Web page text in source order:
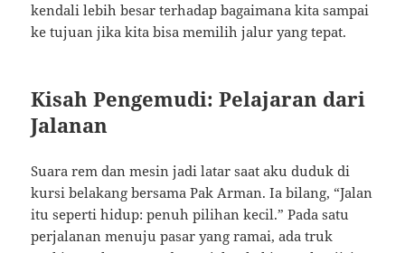
kendali lebih besar terhadap bagaimana kita sampai
ke tujuan jika kita bisa memilih jalur yang tepat.
Kisah Pengemudi: Pelajaran dari
Jalanan
Suara rem dan mesin jadi latar saat aku duduk di
kursi belakang bersama Pak Arman. Ia bilang, “Jalan
itu seperti hidup: penuh pilihan kecil.” Pada satu
perjalanan menuju pasar yang ramai, ada truk